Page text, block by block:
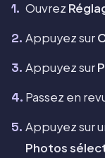
Ouvrez
Appuyez sur
Appuyez sur
Passez en
Appuyez sur
Photos